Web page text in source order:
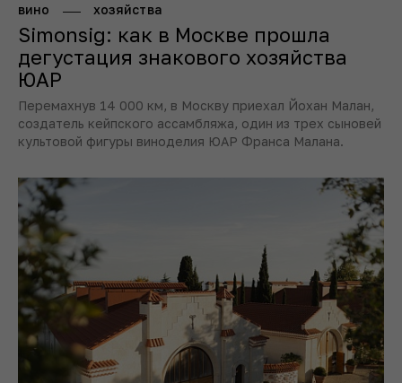
вино хозяйства
Simonsig: как в Москве прошла
дегустация знакового хозяйства
ЮАР
Перемахнув 14 000 км, в Москву приехал Йохан Малан,
создатель кейпского ассамбляжа, один из трех сыновей
культовой фигуры виноделия ЮАР Франса Малана.